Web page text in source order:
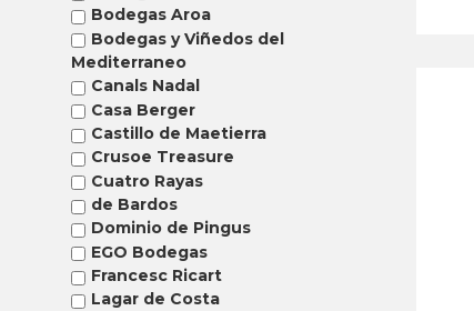
Bodegas Aroa
Bodegas y Viñedos del
Mediterraneo
Canals Nadal
Casa Berger
Castillo de Maetierra
Crusoe Treasure
Cuatro Rayas
de Bardos
Dominio de Pingus
EGO Bodegas
Francesc Ricart
Lagar de Costa